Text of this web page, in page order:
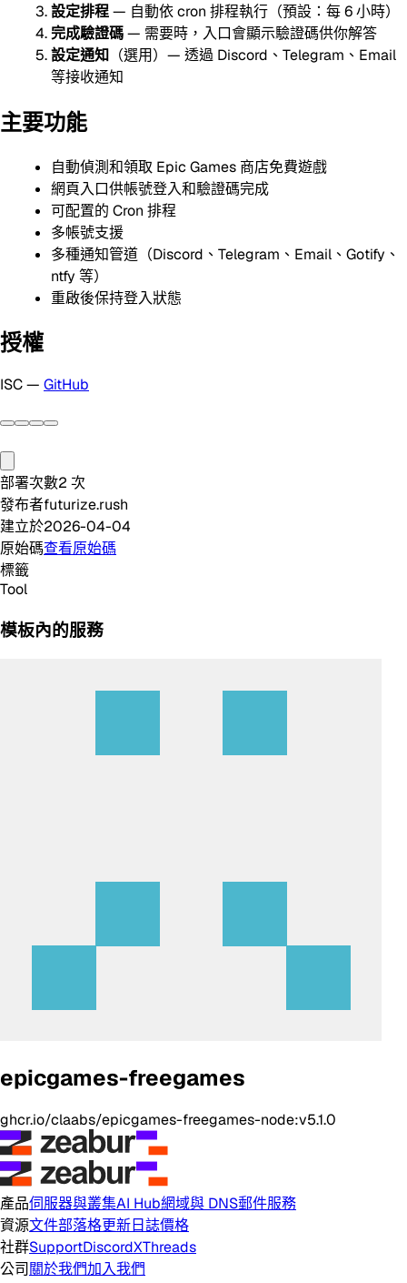
設定排程— 自動依 cron 排程執行（預設：每 6 小時）
完成驗證碼— 需要時，入口會顯示驗證碼供你解答
設定通知 （選用）— 透過 Discord、Telegram、Email
等接收通知
主要功能
自動偵測和領取 Epic Games 商店免費遊戲
網頁入口供帳號登入和驗證碼完成
可配置的 Cron 排程
多帳號支援
多種通知管道（Discord、Telegram、Email、Gotify、
ntfy 等）
重啟後保持登入狀態
授權
ISC — GitHub
部署次數2 次
發布者futurize.rush
建立於2026-04-04
原始碼查看原始碼
標籤
Tool
模板內的服務
epicgames-freegames
ghcr.io/claabs/epicgames-freegames-node:v5.1.0
產品伺服器與叢集AI Hub網域與 DNS郵件服務
資源文件部落格更新日誌價格
社群SupportDiscordXThreads
公司關於我們加入我們